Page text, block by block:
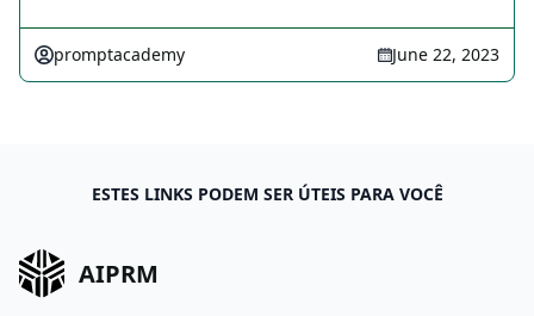
promptacademy June 22, 2023
ESTES LINKS PODEM SER ÚTEIS PARA VOCÊ
AIPRM